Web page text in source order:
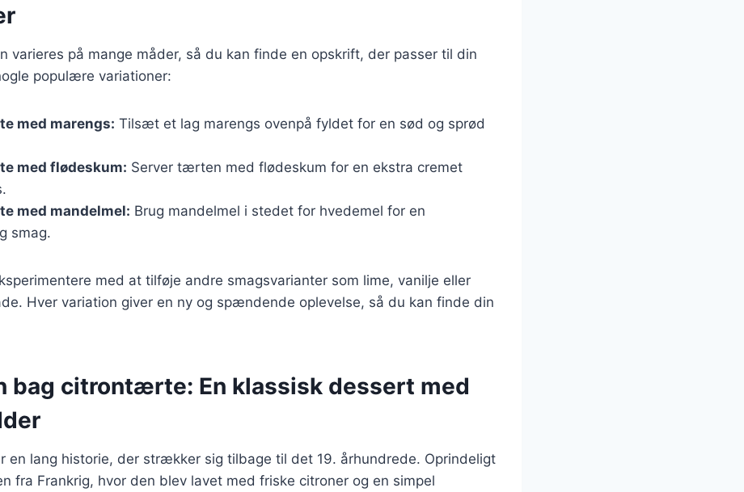
varieres på mange måder, så du kan finde en opskrift, der passer til din
populære variationer:
med marengs: Tilsæt et lag marengs ovenpå fyldet for en sød og sprød
med flødeskum: Server tærten med flødeskum for en ekstra cremet
med mandelmel: Brug mandelmel i stedet for hvedemel for en
smag.
med at tilføje andre smagsvarianter som lime, vanilje eller
Hver variation giver en ny og spændende oplevelse, så du kan finde din
bag citrontærte: En klassisk dessert med
en lang historie, der strækker sig tilbage til det 19. århundrede. Oprindeligt
fra Frankrig, hvor den blev lavet med friske citroner og en simpel